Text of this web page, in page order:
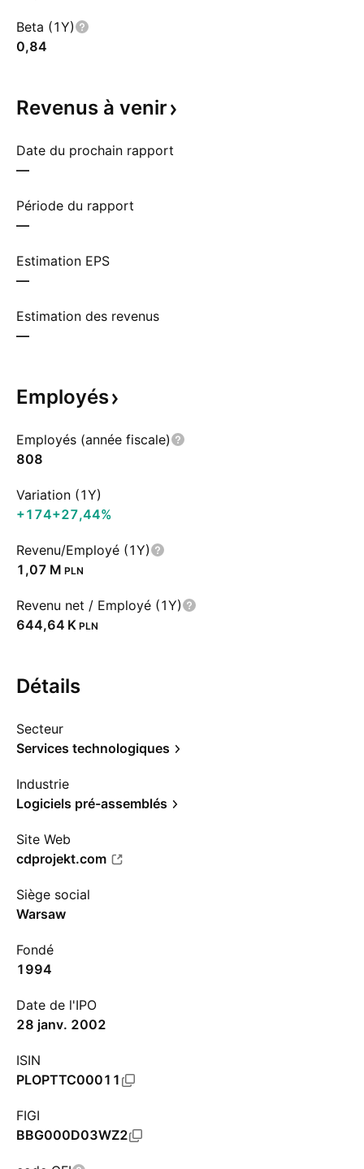
Beta (1Y)
0,84
Revenus à venir
Date du prochain rapport
—
Période du rapport
—
Estimation EPS
—
Estimation des revenus
—
Employés
Employés (année fiscale)
808
Variation (1Y)
+174+27,44%
Revenu/Employé (1Y)
‪1,07 M‬ PLN
Revenu net / Employé (1Y)
‪644,64 K‬ PLN
Détails
Secteur
Services technologiques
Industrie
Logiciels pré-assemblés
Site Web
cdprojekt.com
Siège social
Warsaw
Fondé
1994
Date de l'IPO
28 janv. 2002
ISIN
PLOPTTC00011
FIGI
BBG000D03WZ2